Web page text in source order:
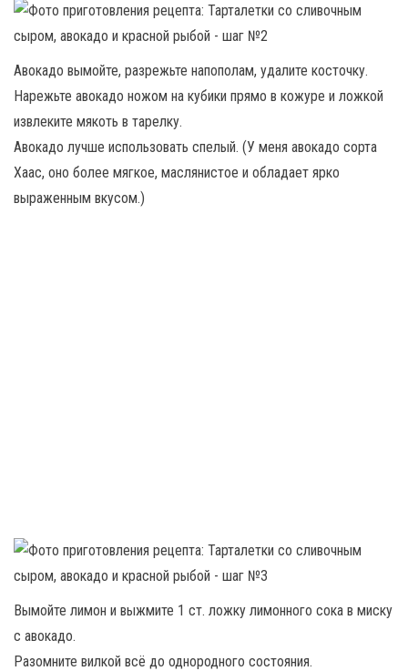
Авокадо вымойте, разрежьте напополам, удалите косточку.
Нарежьте авокадо ножом на кубики прямо в кожуре и ложкой
извлеките мякоть в тарелку.
Авокадо лучше использовать спелый. (У меня авокадо сорта
Хаас, оно более мягкое, маслянистое и обладает ярко
выраженным вкусом.)
Вымойте лимон и выжмите 1 ст. ложку лимонного сока в миску
с авокадо.
Разомните вилкой всё до однородного состояния.